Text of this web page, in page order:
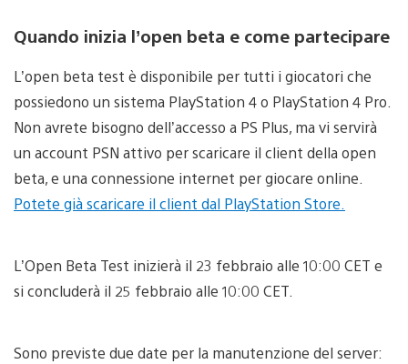
Quando inizia l’open beta e come partecipare
L’open beta test è disponibile per tutti i giocatori che
possiedono un sistema PlayStation 4 o PlayStation 4 Pro.
Non avrete bisogno dell’accesso a PS Plus, ma vi servirà
un account PSN attivo per scaricare il client della open
beta, e una connessione internet per giocare online.
Potete già scaricare il client dal PlayStation Store.
L’Open Beta Test inizierà il 23 febbraio alle 10:00 CET e
si concluderà il 25 febbraio alle 10:00 CET.
Sono previste due date per la manutenzione del server: